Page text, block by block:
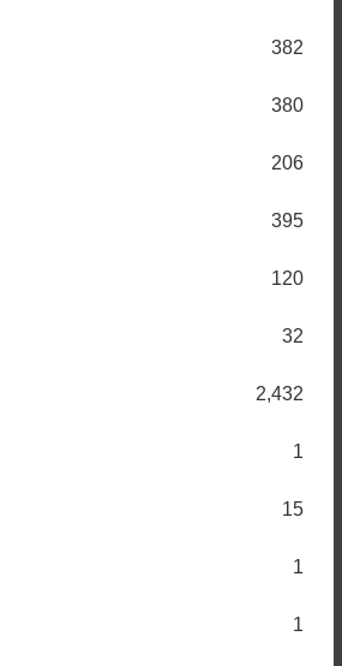
382
380
206
395
120
32
2,432
1
15
1
1